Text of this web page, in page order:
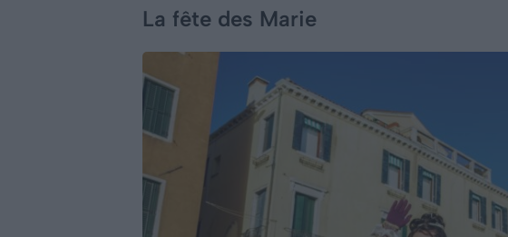
La fête des Marie